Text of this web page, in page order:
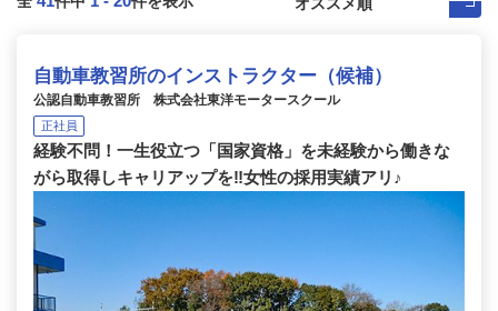
自動車教習所のインストラクター（候補）
公認自動車教習所 株式会社東洋モータースクール
正社員
経験不問！一生役立つ「国家資格」を未経験から働きな
がら取得しキャリアップを‼女性の採用実績アリ♪